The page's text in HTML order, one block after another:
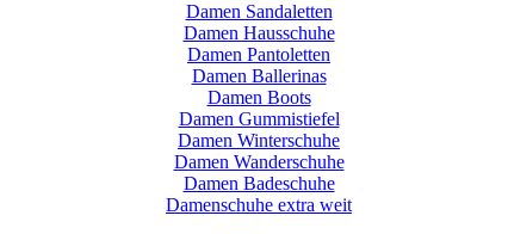
Damen Sandaletten
Damen Hausschuhe
Damen Pantoletten
Damen Ballerinas
Damen Boots
Damen Gummistiefel
Damen Winterschuhe
Damen Wanderschuhe
Damen Badeschuhe
Damenschuhe extra weit